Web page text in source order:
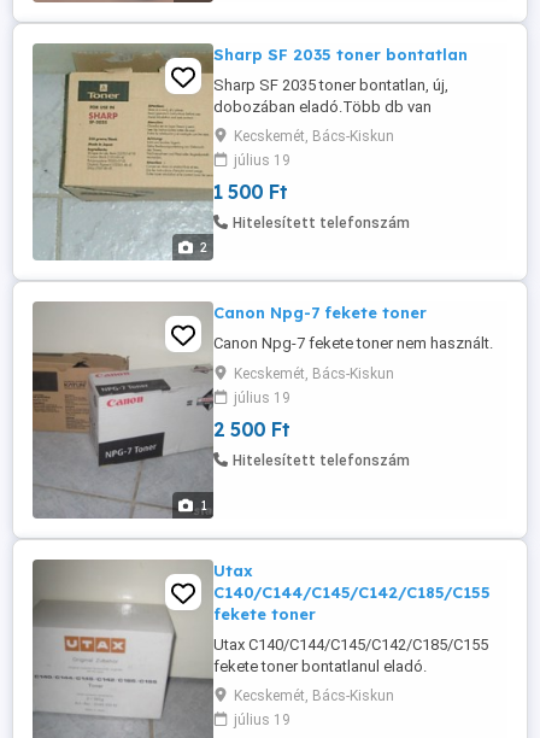
2
Sharp SF 2035 toner bontatlan
Sharp SF 2035 toner bontatlan, új,
dobozában eladó.Több db van
belőle.Akár másik toner utántöltésére is jó
ár!
Kecskemét, Bács-Kiskun
július 19
1 500 Ft
Hitelesített telefonszám
1
Canon Npg-7 fekete toner
Canon Npg-7 fekete toner nem használt.
Kecskemét, Bács-Kiskun
július 19
2 500 Ft
Hitelesített telefonszám
Utax
C140/C144/C145/C142/C185/C155
fekete toner
Utax C140/C144/C145/C142/C185/C155
fekete toner bontatlanul eladó.
Kecskemét, Bács-Kiskun
július 19